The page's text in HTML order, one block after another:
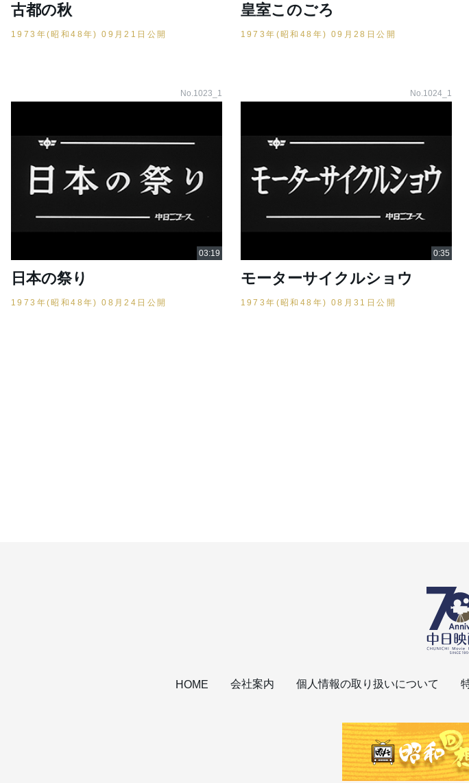
古都の秋
1973年(昭和48年) 09月21日公開
皇室このごろ
1973年(昭和48年) 09月28日公開
No.1023_1
日本の祭り
1973年(昭和48年) 08月24日公開
No.1024_1
モーターサイクルショウ
1973年(昭和48年) 08月31日公開
HOME 会社案内 個人情報の取り扱いについて